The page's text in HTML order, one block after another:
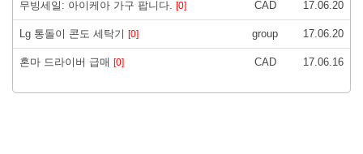
무빙세일: 아이케아 가구 팝니다. [0] CAD 17.06.20
Lg 통돌이 콘도 세탁기 [0] group 17.06.20
혼마 드라이버 급매 [0] CAD 17.06.16